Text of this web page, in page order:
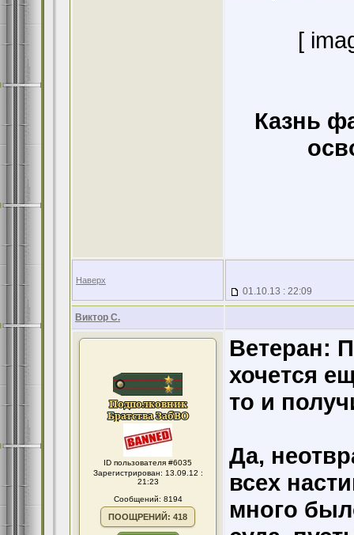
[
Казнь
Наверх
01.10.13 : 22:09
Виктор С.
ID пользователя #6035
Зарегистрирован: 13.09.12 :
21:23
Сообщений: 8194
ПООЩРЕНИЙ: 418
Ветеран:
хочется
то и
Да,
всех
много